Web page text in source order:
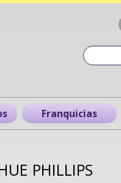
Franquicias
PHILLIPS